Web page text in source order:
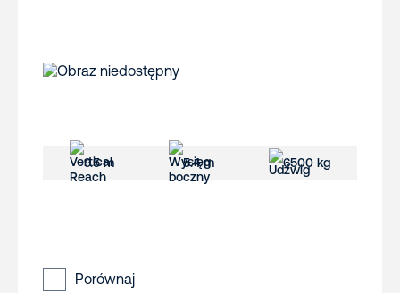
9.5 m 5.4 m 6500 kg
Porównaj